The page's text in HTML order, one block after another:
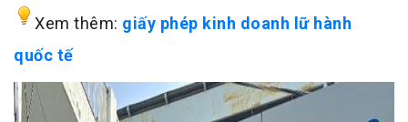
Xem thêm: giấy phép kinh doanh lữ hành
quốc tế